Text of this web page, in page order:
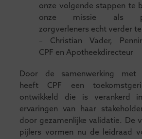
onze volgende stappen te
onze missie als
zorgverleners echt verder te
– Christian Vader,
CPF en Apotheekdirecteur
Door de samenwerking met
heeft CPF een
ontwikkeld die is verankerd
ervaringen van haar
door gezamenlijke validatie. De
pijlers vormen nu de leidraad